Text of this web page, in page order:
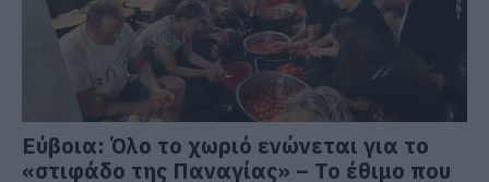
Εύβοια: Όλο το χωριό ενώνεται για το
«στιφάδο της Παναγίας» – Το έθιμο που